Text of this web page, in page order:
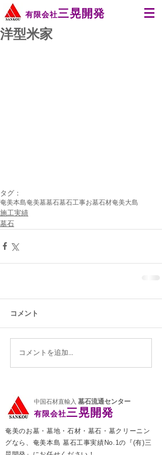
有限会社三晃開発
洋型米家
タグ：
奄美本島奄美墓墓石墓石工事お墓石材奄美大島
施工実績
墓石
コメント
コメントを追加…
有限会社三晃開発
中国石材直輸入 墓石流通センター
奄美のお墓・墓地・石材・墓石・墓クリーニン
グなら、奄美本島 墓石工事実績No.1の『(有)三